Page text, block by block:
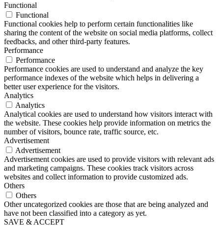
Functional
Functional
Functional cookies help to perform certain functionalities like
sharing the content of the website on social media platforms, collect
feedbacks, and other third-party features.
Performance
Performance
Performance cookies are used to understand and analyze the key
performance indexes of the website which helps in delivering a
better user experience for the visitors.
Analytics
Analytics
Analytical cookies are used to understand how visitors interact with
the website. These cookies help provide information on metrics the
number of visitors, bounce rate, traffic source, etc.
Advertisement
Advertisement
Advertisement cookies are used to provide visitors with relevant ads
and marketing campaigns. These cookies track visitors across
websites and collect information to provide customized ads.
Others
Others
Other uncategorized cookies are those that are being analyzed and
have not been classified into a category as yet.
SAVE & ACCEPT